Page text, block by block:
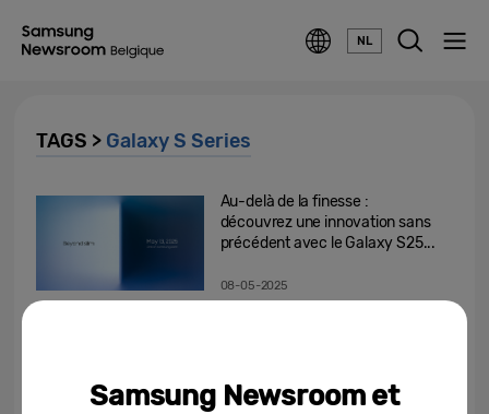
NL
TAGS > Galaxy S Series
Au-delà de la finesse :
découvrez une innovation sans
précédent avec le Galaxy S25...
08-05-2025
Samsung Newsroom et